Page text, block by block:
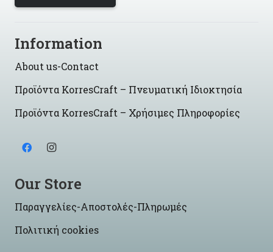
Information
About us-Contact
Προϊόντα KorresCraft – Πνευματική Ιδιοκτησία
Προϊόντα KorresCraft – Χρήσιμες Πληροφορίες
Our Store
Παραγγελίες-Αποστολές-Πληρωμές
Πολιτική cookies